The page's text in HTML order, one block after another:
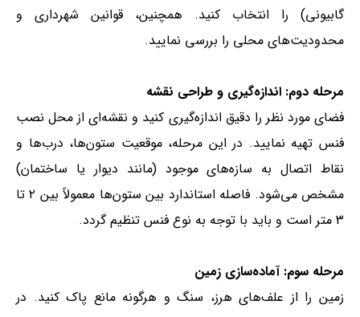
گابیونی) را انتخاب کنید. همچنین، قوانین شهرداری و
محدودیت‌های محلی را بررسی نمایید.
مرحله دوم: اندازه‌گیری و طراحی نقشه
فضای مورد نظر را دقیق اندازه‌گیری کنید و نقشه‌ای از محل نصب
فنس تهیه نمایید. در این مرحله، موقعیت ستون‌ها، درب‌ها و
نقاط اتصال به سازه‌های موجود (مانند دیوار یا ساختمان)
مشخص می‌شود. فاصله استاندارد بین ستون‌ها معمولاً بین ۲ تا
۳ متر است و باید با توجه به نوع فنس تنظیم گردد.
مرحله سوم: آماده‌سازی زمین
زمین را از علف‌های هرز، سنگ و هرگونه مانع پاک کنید. در